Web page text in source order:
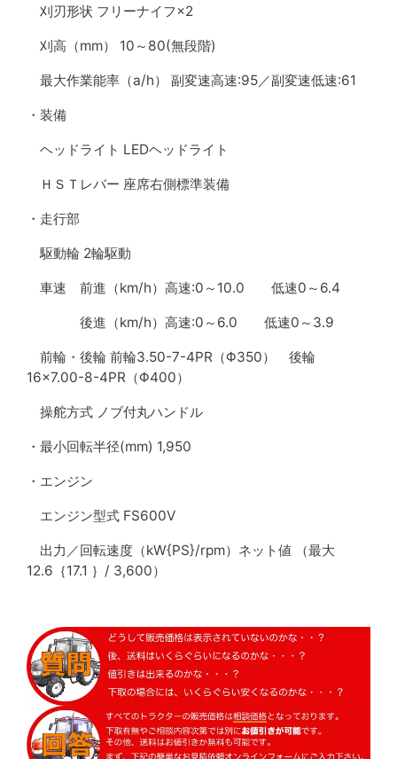
刈刃形状 フリーナイフ×2
刈高（mm） 10～80(無段階)
最大作業能率（a/h） 副変速高速:95／副変速低速:61
・装備
ヘッドライト LEDヘッドライト
ＨＳＴレバー 座席右側標準装備
・走行部
駆動輪 2輪駆動
車速 前進（km/h）高速:0～10.0 低速0～6.4
後進（km/h）高速:0～6.0 低速0～3.9
前輪・後輪 前輪3.50-7-4PR（Φ350） 後輪
16×7.00-8-4PR（Φ400）
操舵方式 ノブ付丸ハンドル
・最小回転半径(mm) 1,950
・エンジン
エンジン型式 FS600V
出力／回転速度（kW{PS}/rpm）ネット値 （最大
12.6｛17.1 ｝/ 3,600）